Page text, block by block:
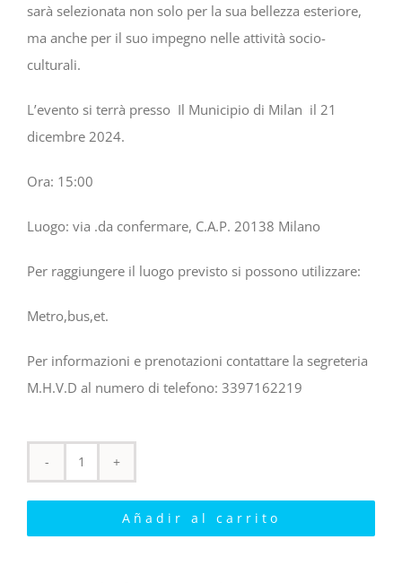
sarà selezionata non solo per la sua bellezza esteriore,
ma anche per il suo impegno nelle attività socio-
culturali.
L’evento si terrà presso Il Municipio di Milan il 21
dicembre 2024.
Ora: 15:00
Luogo: via .da confermare, C.A.P. 20138 Milano
Per raggiungere il luogo previsto si possono utilizzare:
Metro,bus,et.
Per informazioni e prenotazioni contattare la segreteria
M.H.V.D al numero di telefono: 3397162219
il
Añadir al carrito